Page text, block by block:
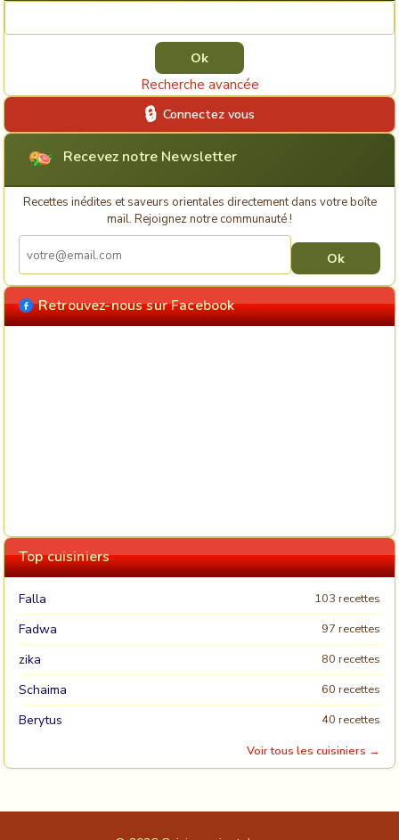
Recherche avancée
Connectez vous
Recevez notre Newsletter
Recettes inédites et saveurs orientales directement dans votre boîte
mail. Rejoignez notre communauté !
Retrouvez-nous sur Facebook
Top cuisiniers
Falla 103 recettes
Fadwa 97 recettes
zika 80 recettes
Schaima 60 recettes
Berytus
40 recettes
Voir tous les cuisiniers →